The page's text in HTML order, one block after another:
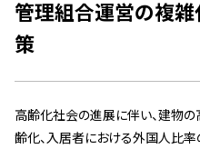
管理組合運営の複
策
高齢化社会の進展に伴い、建物
齢化、入居者における外国人比率